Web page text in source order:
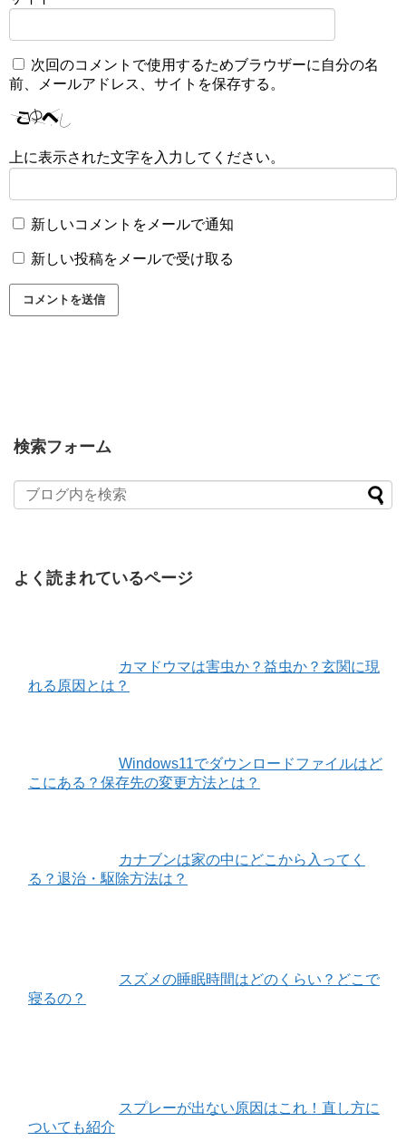
次回のコメントで使用するためブラウザーに自分の名
前、メールアドレス、サイトを保存する。
上に表示された文字を入力してください。
新しいコメントをメールで通知
新しい投稿をメールで受け取る
検索フォーム
よく読まれているページ
カマドウマは害虫か？益虫か？玄関に現
れる原因とは？
Windows11でダウンロードファイルはど
こにある？保存先の変更方法とは？
カナブンは家の中にどこから入ってく
る？退治・駆除方法は？
スズメの睡眠時間はどのくらい？どこで
寝るの？
スプレーが出ない原因はこれ！直し方に
ついても紹介